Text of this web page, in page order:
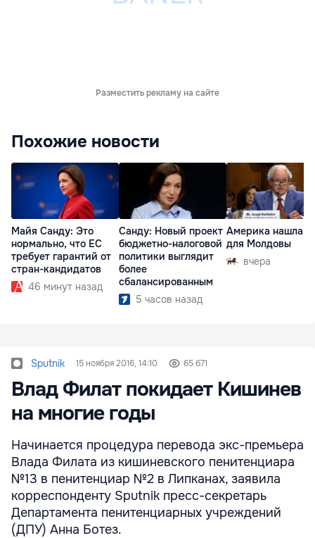
Разместить рекламу на сайте
Похожие новости
Майя Санду: Это
нормально, что ЕС
требует гарантий от
стран-кандидатов
46 минут назад
Санду: Новый проект
бюджетно-налоговой
политики выглядит
более
сбалансированным
5 часов назад
Америка нашла
для Молдовы
вчера
Sputnik 15 ноября 2016, 14:10 65 671
Влад Филат покидает Кишинев
на многие годы
Начинается процедура перевода экс-премьера
Влада Филата из кишиневского пенитенциара
№13 в пенитенциар №2 в Липканах, заявила
корреспонденту Sputnik пресс-секретарь
Департамента пенитенциарных учреждений
(ДПУ) Анна Ботез.